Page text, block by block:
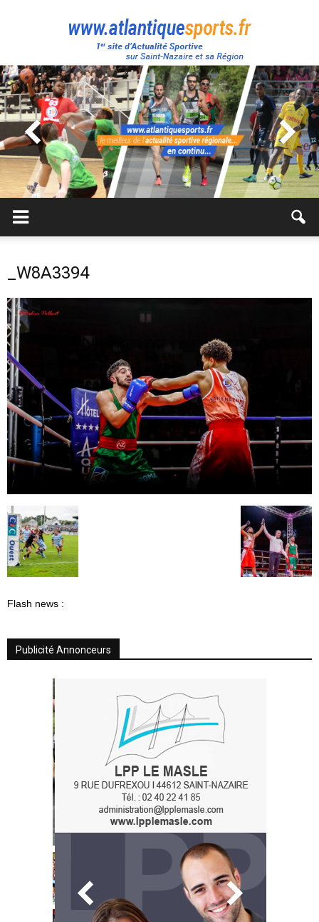
Atlantique
Sport
_W8A3394
Flash news :
Publicité Annonceurs